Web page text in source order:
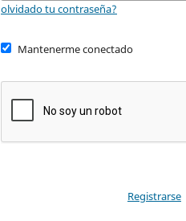
olvidado tu contraseña?
Mantenerme conectado
Registrarse